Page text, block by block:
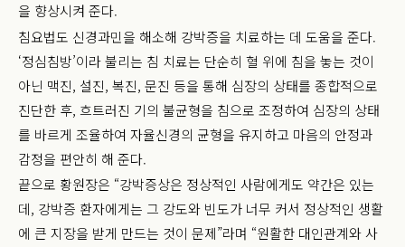
을 향상시켜 준다.
침요법도 신경과민을 해소해 강박증을 치료하는 데 도움을 준다.
‘정심침방’이라 불리는 침 치료는 단순히 혈 위에 침을 놓는 것이
아닌 맥진, 설진, 복진, 문진 등을 통해 심장의 상태를 종합적으로
진단한 후, 흐트러진 기의 불균형을 침으로 조정하여 심장의 상태
를 바르게 조율하여 자율신경의 균형을 유지하고 마음의 안정과
감정을 편안히 해 준다.
끝으로 황원장은 “강박증상은 정상적인 사람에게도 약간은 있는
데, 강박증 환자에게는 그 강도와 빈도가 너무 커서 정상적인 생활
에 큰 지장을 받게 만드는 것이 문제”라며 “원활한 대인관계와 사